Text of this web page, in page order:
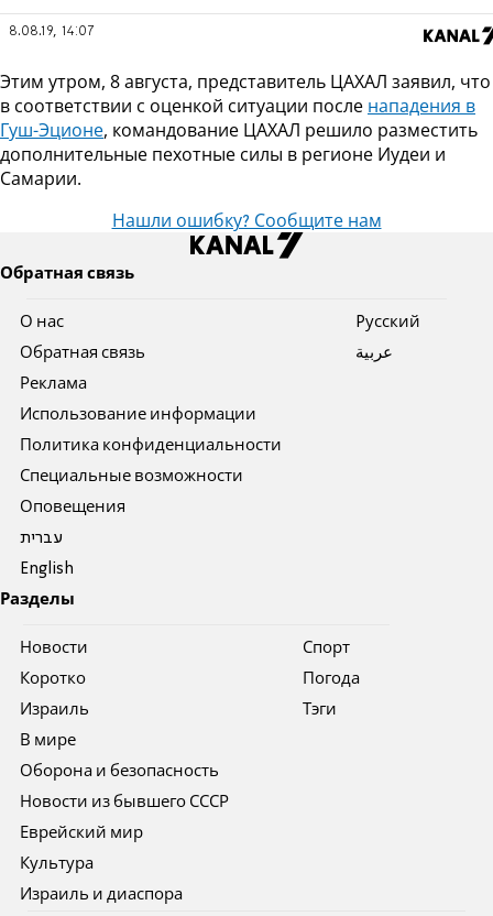
8.08.19, 14:07
Этим утром, 8 августа, представитель ЦАХАЛ заявил, что
в соответствии с оценкой ситуации после нападения в
Гуш-Эционе, командование ЦАХАЛ решило разместить
дополнительные пехотные силы в регионе Иудеи и
Самарии.
Нашли ошибку? Сообщите нам
Обратная связь
О нас
Обратная связь
Реклама
Использование информации
Политика конфиденциальности
Специальные возможности
Оповещения
עברית
English
Pусский
عربية
Разделы
Новости
Коротко
Израиль
В мире
Оборона и безопасность
Новости из бывшего СССР
Еврейский мир
Культура
Израиль и диаспора
Спорт
Погода
Тэги